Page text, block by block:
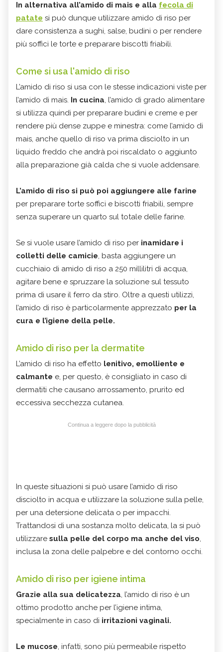
In alternativa all’amido di mais e alla fecola di
patate si può dunque utilizzare amido di riso per
dare consistenza a sughi, salse, budini o per rendere
più soffici le torte e preparare biscotti friabili.
Come si usa l'amido di riso
L’amido di riso si usa con le stesse indicazioni viste per
l’amido di mais. In cucina, l’amido di grado alimentare
si utilizza quindi per preparare budini e creme e per
rendere più dense zuppe e minestra: come l’amido di
mais, anche quello di riso va prima disciolto in un
liquido freddo che andrà poi riscaldato o aggiunto
alla preparazione già calda che si vuole addensare.
L’amido di riso si può poi aggiungere alle farine
per preparare torte soffici e biscotti friabili, sempre
senza superare un quarto sul totale delle farine.
Se si vuole usare l’amido di riso per inamidare i
colletti delle camicie, basta aggiungere un
cucchiaio di amido di riso a 250 millilitri di acqua,
agitare bene e spruzzare la soluzione sul tessuto
prima di usare il ferro da stiro. Oltre a questi utilizzi,
l’amido di riso è particolarmente apprezzato per la
cura e l’igiene della pelle.
Amido di riso per la dermatite
L’amido di riso ha effetto lenitivo, emolliente e
calmante e, per questo, è consigliato in caso di
dermatiti che causano arrossamento, prurito ed
eccessiva secchezza cutanea.
Continua a leggere dopo la pubblicità
In queste situazioni si può usare l’amido di riso
disciolto in acqua e utilizzare la soluzione sulla pelle,
per una detersione delicata o per impacchi.
Trattandosi di una sostanza molto delicata, la si può
utilizzare sulla pelle del corpo ma anche del viso,
inclusa la zona delle palpebre e del contorno occhi.
Amido di riso per igiene intima
Grazie alla sua delicatezza, l’amido di riso è un
ottimo prodotto anche per l’igiene intima,
specialmente in caso di irritazioni vaginali.
Le mucose, infatti, sono più permeabile rispetto